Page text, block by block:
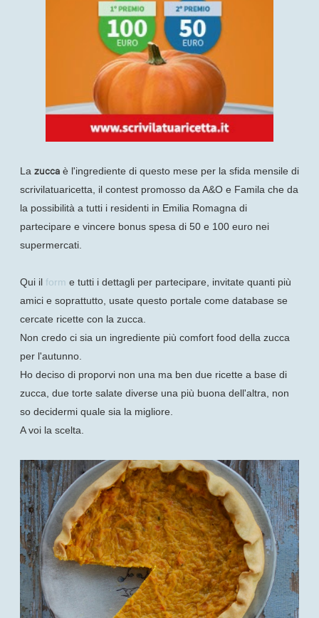
La zucca è l'ingrediente di questo mese per la sfida mensile di
scrivilatuaricetta, il contest promosso da A&O e Famila che da
la possibilità a tutti i residenti in Emilia Romagna di
partecipare e vincere bonus spesa di 50 e 100 euro nei
supermercati.
Qui il form e tutti i dettagli per partecipare, invitate quanti più
amici e soprattutto, usate questo portale come database se
cercate ricette con la zucca.
Non credo ci sia un ingrediente più comfort food della zucca
per l'autunno.
Ho deciso di proporvi non una ma ben due ricette a base di
zucca, due torte salate diverse una più buona dell'altra, non
so decidermi quale sia la migliore.
A voi la scelta.